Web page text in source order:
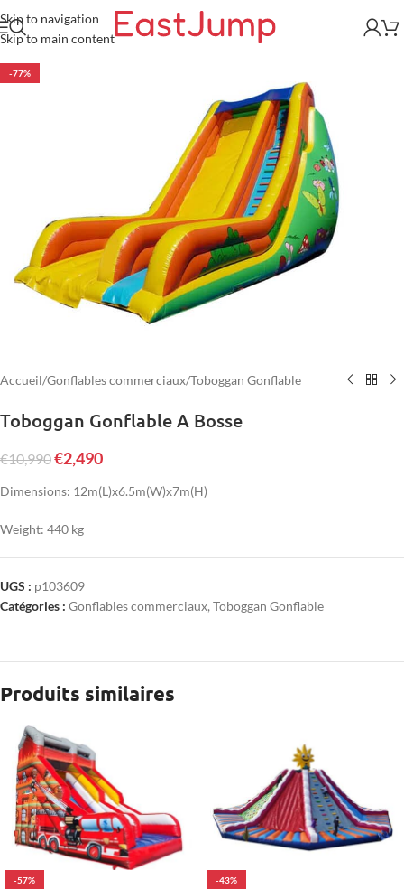
Skip to navigation
Skip to main content
-77%
Accueil/Gonflables commerciaux/Toboggan Gonflable
Toboggan Gonflable A Bosse
€10,990€2,490
Dimensions: 12m(L)x6.5m(W)x7m(H)
Weight: 440 kg
UGS : p103609
Catégories : Gonflables commerciaux, Toboggan Gonflable
Produits similaires
-57% -43%